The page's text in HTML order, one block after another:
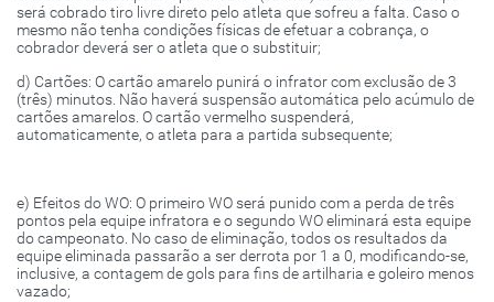
será cobrado tiro livre direto pelo atleta que sofreu a falta. Caso o
mesmo não tenha condições físicas de efetuar a cobrança, o
cobrador deverá ser o atleta que o substituir;
d) Cartões: O cartão amarelo punirá o infrator com exclusão de 3
(três) minutos. Não haverá suspensão automática pelo acúmulo de
cartões amarelos. O cartão vermelho suspenderá,
automaticamente, o atleta para a partida subsequente;
e) Efeitos do WO: O primeiro WO será punido com a perda de três
pontos pela equipe infratora e o segundo WO eliminará esta equipe
do campeonato. No caso de eliminação, todos os resultados da
equipe eliminada passarão a ser derrota por 1 a 0, modificando-se,
inclusive, a contagem de gols para fins de artilharia e goleiro menos
vazado;